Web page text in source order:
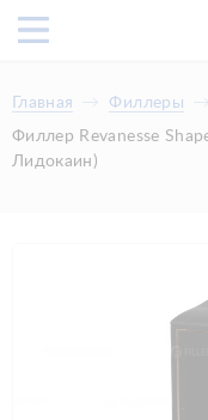
Главная Филлеры
Филлер Revanesse
Лидокаин)